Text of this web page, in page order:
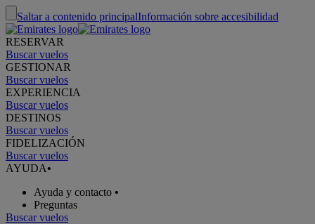
Saltar a contenido principalInformación sobre accesibilidad
RESERVAR
Buscar vuelos
GESTIONAR
Buscar vuelos
EXPERIENCIA
Buscar vuelos
DESTINOS
Buscar vuelos
FIDELIZACIÓN
Buscar vuelos
AYUDA•
Ayuda y contacto •
Preguntas
Buscar vuelos